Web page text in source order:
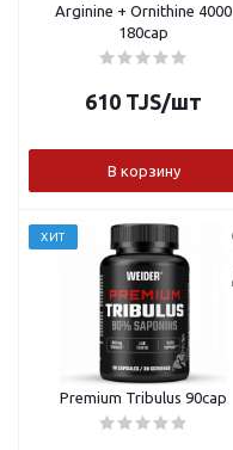
Arginine + Ornithine 4000
180cap
610 TJS/шт
В корзину
ХИТ
Premium Tribulus 90cap